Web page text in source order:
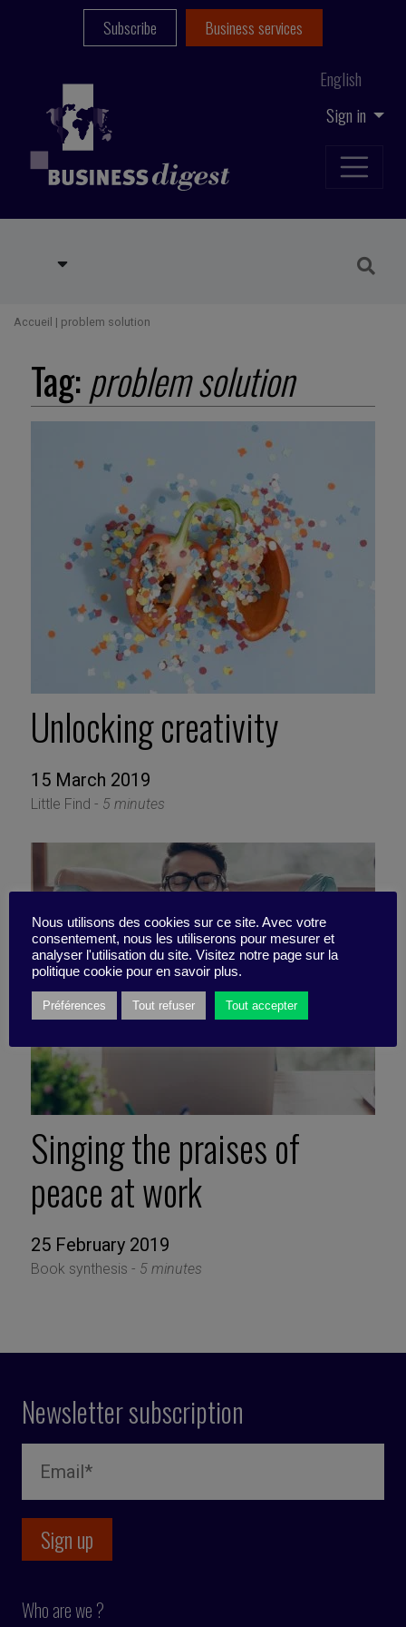
Sign in
English
Subscribe Business services
Accueil | problem solution
Tag:problem solution
Unlocking creativity
15 March 2019
Little Find - 5 minutes
Singing the praises of
peace at work
25 February 2019
Book synthesis - 5 minutes
Newsletter subscription
Who are we ?
Nous utilisons des cookies sur ce site. Avec votre
consentement, nous les utiliserons pour mesurer et
analyser l'utilisation du site. Visitez notre page sur la
politique cookie pour en savoir plus.
Préférences Tout refuser Tout accepter